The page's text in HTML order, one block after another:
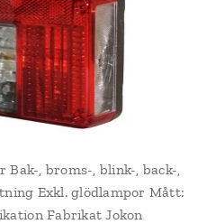
Bak-, broms-, blink-, back-,
Exkl. glödlampor Mått:
Fabrikat Jokon